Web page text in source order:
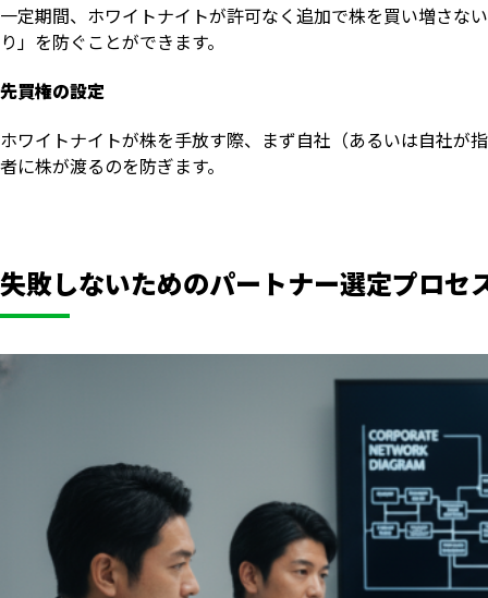
一定期間、ホワイトナイトが許可なく追加で株を買い増さな
り」を防ぐことができます。
先買権の設定
ホワイトナイトが株を手放す際、まず自社（あるいは自社が
者に株が渡るのを防ぎます。
失敗しないためのパートナー選定プロセ